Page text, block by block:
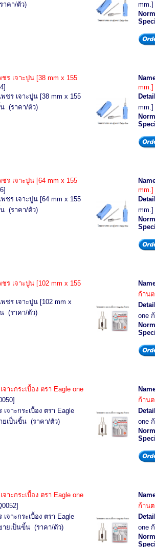
คา/ตัว)
ร เจาะปูน [38 mm x 155
ชร เจาะปูน [38 mm x 155
(ราคา/ตัว)
mm.]
ร เจาะปูน [64 mm x 155
ชร เจาะปูน [64 mm x 155
(ราคา/ตัว)
mm.]
ร เจาะปูน [102 mm x 155
ชร เจาะปูน [102 mm x
(ราคา/ตัว)
ก้านต
one
าะกระเบื้อง ตรา Eagle one
จาะกระเบื้อง ตรา Eagle
ยเป็นฃิ้น (ราคา/ตัว)
ก้านต
one
าะกระเบื้อง ตรา Eagle one
จาะกระเบื้อง ตรา Eagle
ายเป็นฃิ้น (ราคา/ตัว)
ก้านต
one